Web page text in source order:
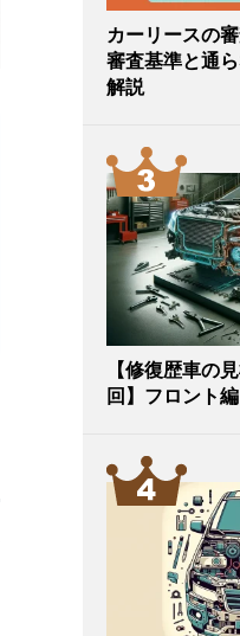
カーリースの
審査基準と通
解説
【修復歴車の
回】フロント